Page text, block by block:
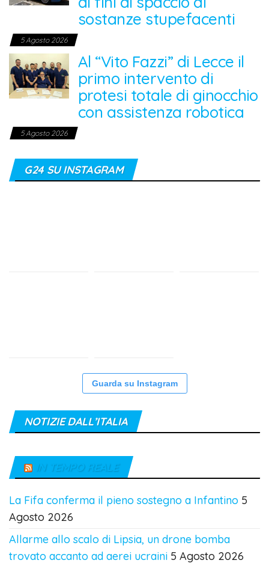
sostanze stupefacenti
5 Agosto 2026
Al “Vito Fazzi” di Lecce il
primo intervento di
protesi totale di ginocchio
con assistenza robotica
5 Agosto 2026
G24 SU INSTAGRAM
Guarda su Instagram
NOTIZIE DALL’ITALIA
IN TEMPO REALE
La Fifa conferma il pieno sostegno a Infantino 5
Agosto 2026
Allarme allo scalo di Lipsia, un drone bomba
trovato accanto ad aerei ucraini 5 Agosto 2026